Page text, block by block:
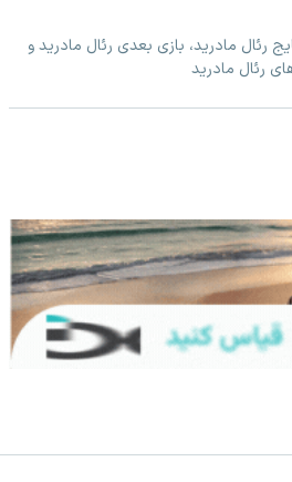
رئال مادرید، بازی بعدی رئال مادرید و
رئال مادرید